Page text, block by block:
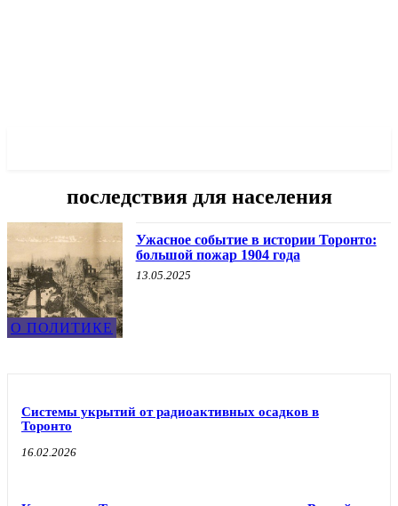
последствия для населения
О ПОЛИТИКЕ
Ужасное событие в истории Торонто:
большой пожар 1904 года
13.05.2025
Системы укрытий от радиоактивных осадков в
Торонто
16.02.2026